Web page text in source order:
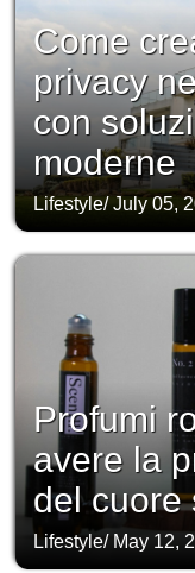
Come
privacy
con
moderne
Lifestyle/July 05,
Profumi
avere la
del cuore
Lifestyle/ May 12,